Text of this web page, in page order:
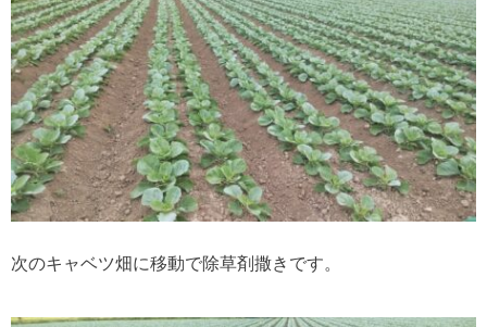
次のキャベツ畑に移動で除草剤撒きです。